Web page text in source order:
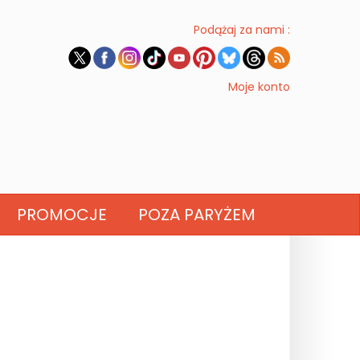
Podążaj za nami :
Moje konto
PROMOCJE POZA PARYŻEM